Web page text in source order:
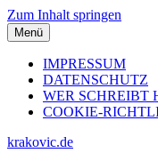
Zum Inhalt springen
Menü
IMPRESSUM
DATENSCHUTZ
WER SCHREIBT
COOKIE-
krakovic.de